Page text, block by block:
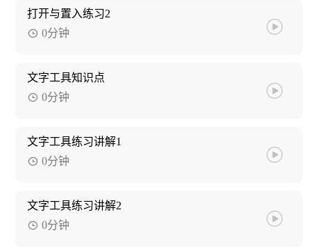
打开与置入练习2
0分钟
文字工具知识点
0分钟
文字工具练习讲解1
0分钟
文字工具练习讲解2
0分钟